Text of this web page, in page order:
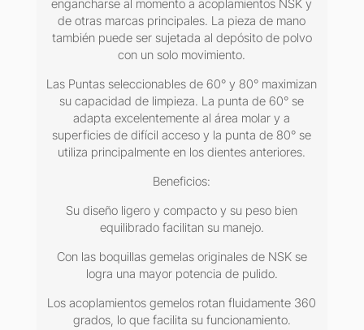
engancharse al momento a acoplamientos NSK y
de otras marcas principales. La pieza de mano
también puede ser sujetada al depósito de polvo
con un solo movimiento.
Las Puntas seleccionables de 60° y 80° maximizan
su capacidad de limpieza. La punta de 60° se
adapta excelentemente al área molar y a
superficies de difícil acceso y la punta de 80° se
utiliza principalmente en los dientes anteriores.
Beneficios:
Su diseño ligero y compacto y su peso bien
equilibrado facilitan su manejo.
Con las boquillas gemelas originales de NSK se
logra una mayor potencia de pulido.
Los acoplamientos gemelos rotan fluidamente 360
grados, lo que facilita su funcionamiento.